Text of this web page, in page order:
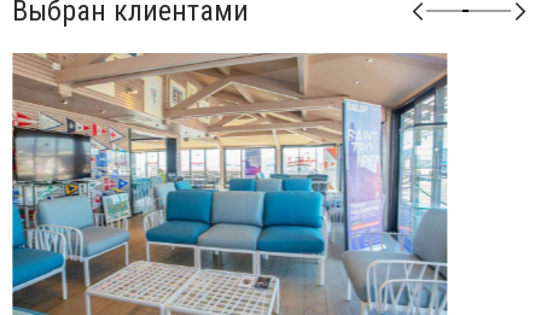
Открыть технические характеристики
Открыть инструкцию по сборке.
Можно докупать модули и корректировать размеры
мебели под необходимые размеры. Элементы серии
Кomodo комбинируются между собой в любой
последовательности, создавая индивидуальные решения
для Вашего интерьера.
Выбран клиентами